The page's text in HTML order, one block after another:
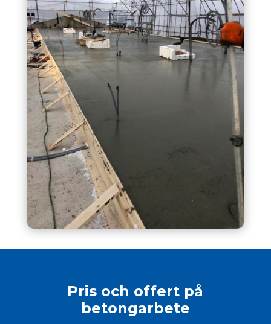
Pris och offert på
betongarbete